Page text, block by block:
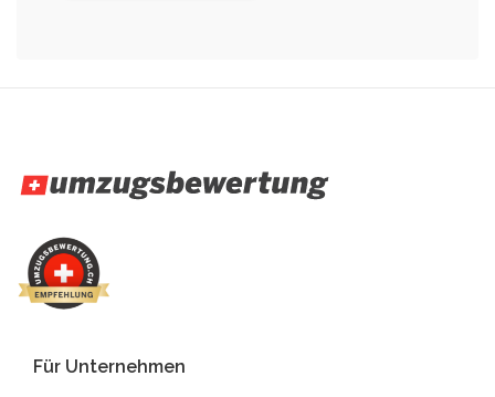
Für Unternehmen